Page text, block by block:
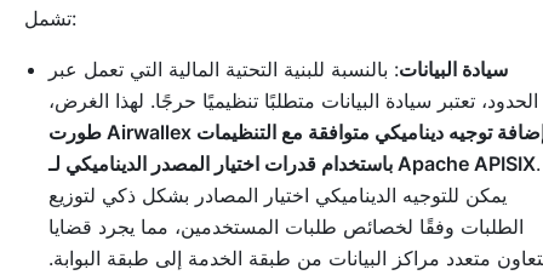
تشمل:
سيادة البيانات: بالنسبة للبنية التحتية المالية التي تعمل عبر
الحدود، تعتبر سيادة البيانات متطلبًا تنظيميًا حرجًا. لهذا الغرض،
طورت Airwallex إضافة توجيه ديناميكي متوافقة مع التنظيمات
باستخدام قدرات اختيار المصدر الديناميكي لـ Apache APISIX.
يمكن للتوجيه الديناميكي اختيار المصادر بشكل ذكي لتوزيع
الطلبات وفقًا لخصائص طلبات المستخدمين، مما يجرد قضايا
متعدد مراكز البيانات من طبقة الخدمة إلى طبقة البوابة.